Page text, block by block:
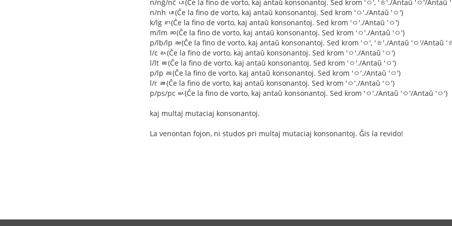
n/nĝ/nĉ ㄵ(Ĉe la fino de vorto, kaj antaŭ konsonantoj. Sed krom 'ㅇ', 'ㅎ'./Antaŭ 'ㅇ'/Antaŭ '
n/nh ㄶ(Ĉe la fino de vorto, kaj antaŭ konsonantoj. Sed krom 'ㅇ'./Antaŭ 'ㅇ')
k/lg ㄺ(Ĉe la fino de vorto, kaj antaŭ konsonantoj. Sed krom 'ㅇ'./Antaŭ 'ㅇ')
m/lm ㄻ(Ĉe la fino de vorto, kaj antaŭ konsonantoj. Sed krom 'ㅇ'./Antaŭ 'ㅇ')
p/lb/lp ㄼ(Ĉe la fino de vorto, kaj antaŭ konsonantoj. Sed krom 'ㅇ', 'ㅎ'./Antaŭ 'ㅇ'/Antaŭ '
l/c ㄽ(Ĉe la fino de vorto, kaj antaŭ konsonantoj. Sed krom 'ㅇ'./Antaŭ 'ㅇ')
l/lt ㄾ(Ĉe la fino de vorto, kaj antaŭ konsonantoj. Sed krom 'ㅇ'./Antaŭ 'ㅇ')
p/lp ㄿ(Ĉe la fino de vorto, kaj antaŭ konsonantoj. Sed krom 'ㅇ'./Antaŭ 'ㅇ')
l/r ㅀ(Ĉe la fino de vorto, kaj antaŭ konsonantoj. Sed krom 'ㅇ'./Antaŭ 'ㅇ')
p/ps/pc ㅄ(Ĉe la fino de vorto, kaj antaŭ konsonantoj. Sed krom 'ㅇ'./Antaŭ 'ㅇ'/Antaŭ 'ㅇ')
kaj multaj mutaciaj konsonantoj.
La venontan fojon, ni studos pri multaj mutaciaj konsonantoj. Ĝis la revido!